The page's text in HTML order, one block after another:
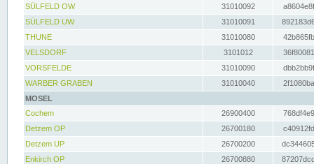
SÜLFELD OW
31010092
SÜLFELD UW
31010091
THUNE
31010080
VELSDORF
3101012
VORSFELDE
31010090
WARBER GRABEN
31010040
MOSEL
Cochem
26900400
Detzem OP
26700180
Detzem UP
26700200
Enkirch OP
26700880